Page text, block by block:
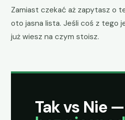
Zamiast czekać aż zapytasz o
oto jasna lista. Jeśli coś z tego
już wiesz na czym stoisz.
Tak vs Nie —